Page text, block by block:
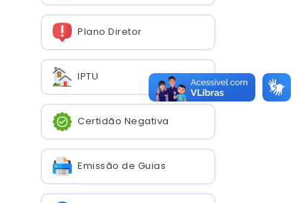
Plano Diretor
IPTU
Certidão Negativa
Emissão de Guias